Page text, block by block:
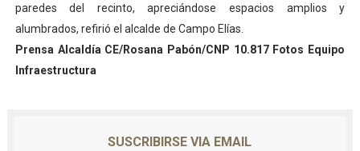
paredes del recinto, apreciándose espacios amplios y
alumbrados, refirió el alcalde de Campo Elías.
Prensa Alcaldía CE/Rosana Pabón/CNP 10.817 Fotos Equipo
Infraestructura
SUSCRIBIRSE VIA EMAIL